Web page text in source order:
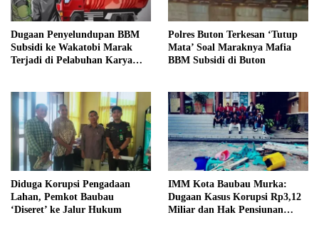
Dugaan Penyelundupan BBM
Subsidi ke Wakatobi Marak
Terjadi di Pelabuhan Karya
Polres Buton Terkesan ‘Tutup
Mata’ Soal Maraknya Mafia
BBM Subsidi di Buton
Diduga Korupsi Pengadaan
Lahan, Pemkot Baubau
‘Diseret’ ke Jalur Hukum
IMM Kota Baubau Murka:
Dugaan Kasus Korupsi Rp3,12
Miliar dan Hak Pensiunan